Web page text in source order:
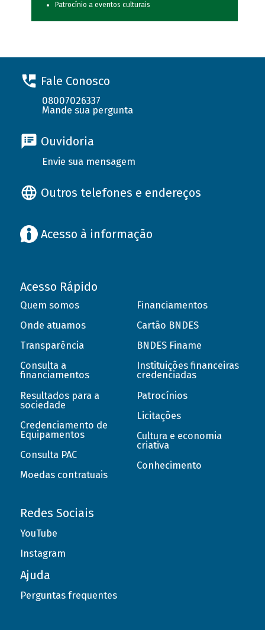
Patrocínio a eventos culturais
Fale Conosco
08007026337
Mande sua pergunta
Ouvidoria
Envie sua mensagem
Outros telefones e endereços
Acesso à informação
Acesso Rápido
Quem somos
Onde atuamos
Transparência
Consulta a
financiamentos
Resultados para a
sociedade
Credenciamento de
Equipamentos
Consulta PAC
Moedas contratuais
Financiamentos
Cartão BNDES
BNDES Finame
Instituições financeiras
credenciadas
Patrocínios
Licitações
Cultura e economia
criativa
Conhecimento
Redes Sociais
YouTube
Instagram
Ajuda
Perguntas frequentes